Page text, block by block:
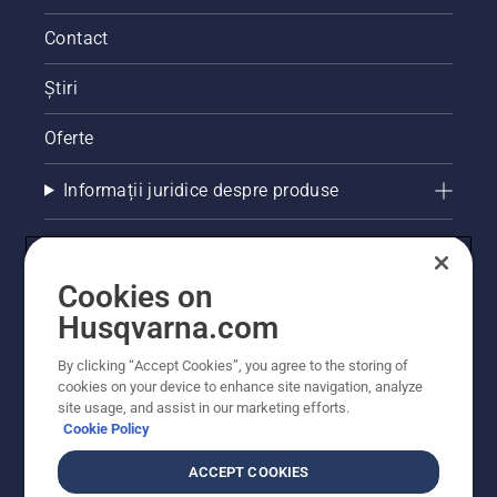
Contact
Știri
Oferte
Informații juridice despre produse
© Husqvarna AB (publ). Toate drepturile rezervate.
Cookies on
Husqvarna.com
By clicking “Accept Cookies”, you agree to the storing of
cookies on your device to enhance site navigation, analyze
site usage, and assist in our marketing efforts.
Cookie Policy
ACCEPT COOKIES